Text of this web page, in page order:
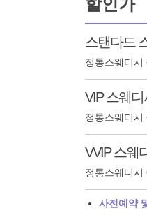
할인가
스탠다드
정통스웨디시
VIP 스웨디
정통스웨디
VVIP 스웨
정통스웨디시
사전예약